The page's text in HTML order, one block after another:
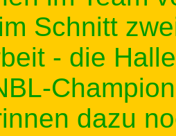
Schnitt
- die
dazu